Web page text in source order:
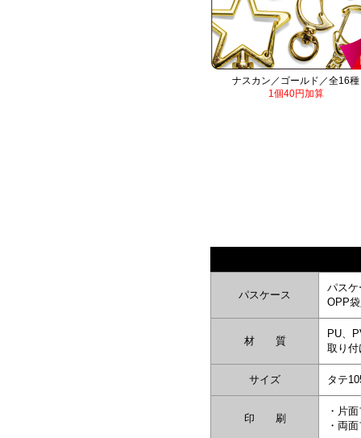
ナスカン／ゴールド／全16種
1個40円加算
パスケース
パスケ
OPP
材 質
PU、
取り付
サイズ タテ
印 刷
・片
・両